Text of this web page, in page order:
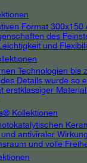
Format 300x150
des
und
Technologien bis
Details wurde so
erstklassiger
Kollektionen
antiviraler
und volle